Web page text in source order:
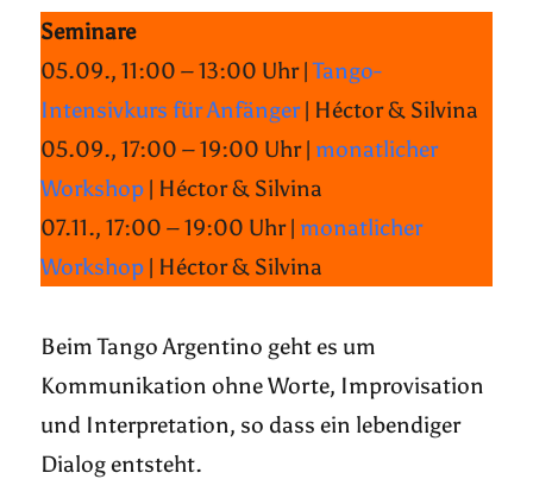
Seminare
05.09., 11:00 – 13:00 Uhr |Tango-
Intensivkurs für Anfänger| Héctor & Silvina
05.09., 17:00 – 19:00 Uhr | monatlicher
Workshop | Héctor & Silvina
07.11., 17:00 – 19:00 Uhr | monatlicher
Workshop | Héctor & Silvina
Beim Tango Argentino geht es um
Kommunikation ohne Worte, Improvisation
und Interpretation, so dass ein lebendiger
Dialog entsteht.